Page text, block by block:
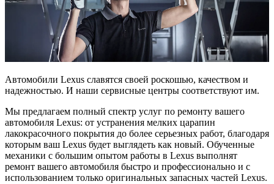
Автомобили Lexus славятся своей роскошью, качеством и
надежностью. И наши сервисные центры соответствуют им.
Мы предлагаем полный спектр услуг по ремонту вашего
автомобиля Lexus: от устранения мелких царапин
лакокрасочного покрытия до более серьезных работ, благодаря
которым ваш Lexus будет выглядеть как новый. Обученные
механики с большим опытом работы в Lexus выполнят
ремонт вашего автомобиля быстро и профессионально и с
использованием только оригинальных запасных частей Lexus.